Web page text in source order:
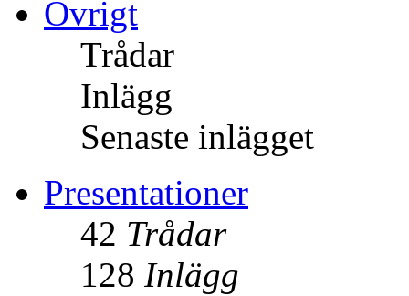
Övrigt
Trådar
Inlägg
Senaste inlägget
Presentationer
42 Trådar
128 Inlägg